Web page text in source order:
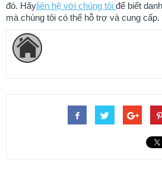
đó. Hãyliên hệ với chúng tôi để biết
mà chúng tôi có thể hỗ trợ và cung cấp.